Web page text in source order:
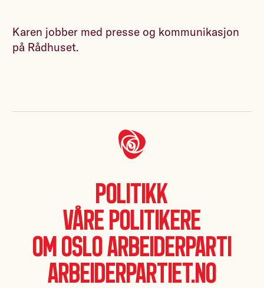
Karen jobber med presse og kommunikasjon
på Rådhuset.
Politikk
Våre politikere
Om Oslo Arbeiderparti
Arbeiderpartiet.no